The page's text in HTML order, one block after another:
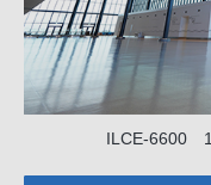
ILCE-